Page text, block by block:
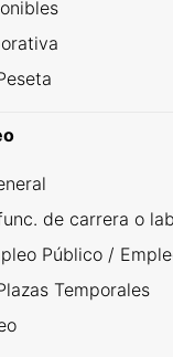
de carrera o
Público /
Temporales